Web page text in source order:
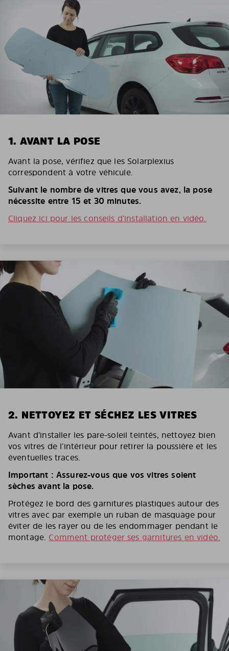
1. AVANT LA POSE
Avant la pose, vérifiez que les Solarplexius
correspondent à votre véhicule.
Suivant le nombre de vitres que vous avez, la pose
nécessite entre 15 et 30 minutes.
Cliquez ici pour les conseils d’installation en vidéo.
2. NETTOYEZ ET SÉCHEZ LES VITRES
Avant d’installer les pare-soleil teintés, nettoyez bien
vos vitres de l’intérieur pour retirer la poussière et les
éventuelles traces.
Important : Assurez-vous que vos vitres soient
sèches avant la pose.
Protégez le bord des garnitures plastiques autour des
vitres avec par exemple un ruban de masquage pour
éviter de les rayer ou de les endommager pendant le
montage. Comment protéger ses garnitures en vidéo.